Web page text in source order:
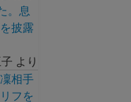
。息
披露
より
相手
フを